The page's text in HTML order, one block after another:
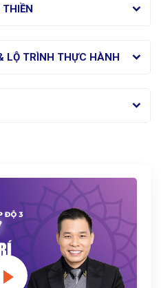
LỘ TRÌNH THỰC HÀNH